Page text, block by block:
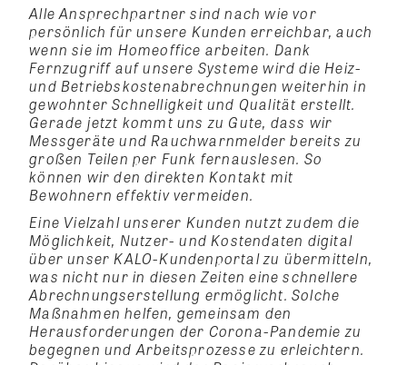
Alle Ansprechpartner sind nach wie vor
persönlich für unsere Kunden erreichbar, auch
wenn sie im Homeoffice arbeiten. Dank
Fernzugriff auf unsere Systeme wird die Heiz-
und Betriebskostenabrechnungen weiterhin in
gewohnter Schnelligkeit und Qualität erstellt.
Gerade jetzt kommt uns zu Gute, dass wir
Messgeräte und Rauchwarnmelder bereits zu
großen Teilen per Funk fernauslesen. So
können wir den direkten Kontakt mit
Bewohnern effektiv vermeiden.
Eine Vielzahl unserer Kunden nutzt zudem die
Möglichkeit, Nutzer- und Kostendaten digital
über unser KALO-Kundenportal zu übermitteln,
was nicht nur in diesen Zeiten eine schnellere
Abrechnungserstellung ermöglicht. Solche
Maßnahmen helfen, gemeinsam den
Herausforderungen der Corona-Pandemie zu
begegnen und Arbeitsprozesse zu erleichtern.